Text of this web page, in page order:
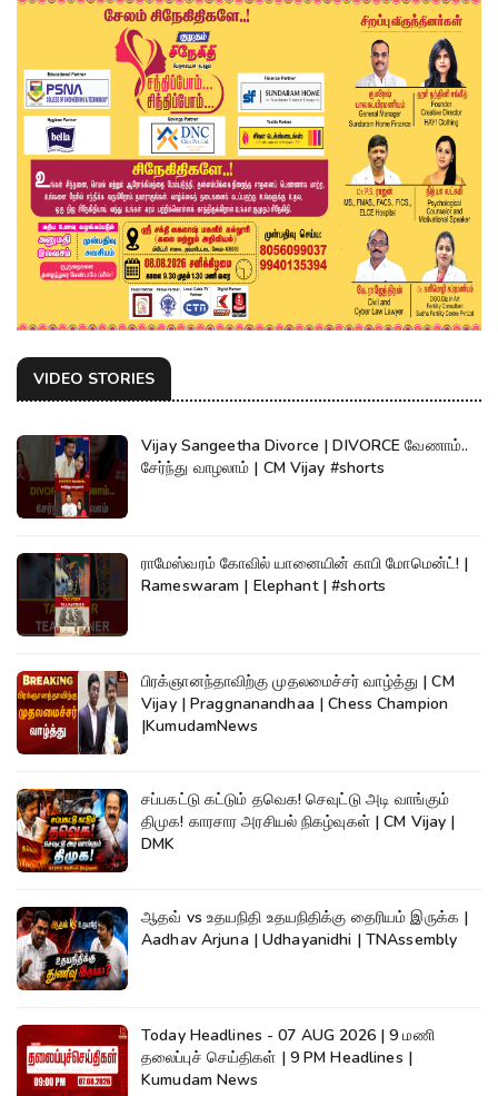
VIDEO STORIES
Vijay Sangeetha Divorce | DIVORCE வேணாம்..
சேர்ந்து வாழலாம் | CM Vijay #shorts
ராமேஸ்வரம் கோவில் யானையின் காபி மோமென்ட்! |
Rameswaram | Elephant | #shorts
பிரக்ஞானந்தாவிற்கு முதலமைச்சர் வாழ்த்து | CM
Vijay | Praggnanandhaa | Chess Champion
|KumudamNews
சப்பகட்டு கட்டும் தவெக! செவுட்டு அடி வாங்கும்
திமுக! காரசார அரசியல் நிகழ்வுகள் | CM Vijay |
DMK
ஆதவ் vs உதயநிதி உதயநிதிக்கு தைரியம் இருக்க |
Aadhav Arjuna | Udhayanidhi | TNAssembly
Today Headlines - 07 AUG 2026 | 9 மணி
தலைப்புச் செய்திகள் | 9 PM Headlines |
Kumudam News